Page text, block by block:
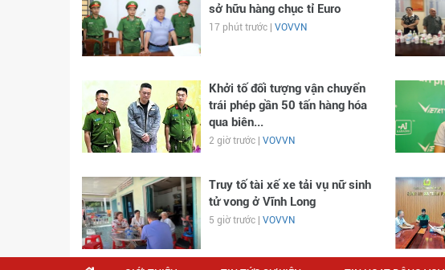
sở hữu hàng chục tỉ Euro
17 phút trước | VOVVN
Khởi tố đối tượng vận chuyển
trái phép gần 50 tấn hàng hóa
qua biên...
2 giờ trước | VOVVN
Truy tố tài xế xe tải vụ nữ sinh
tử vong ở Vĩnh Long
5 giờ trước | VOVVN